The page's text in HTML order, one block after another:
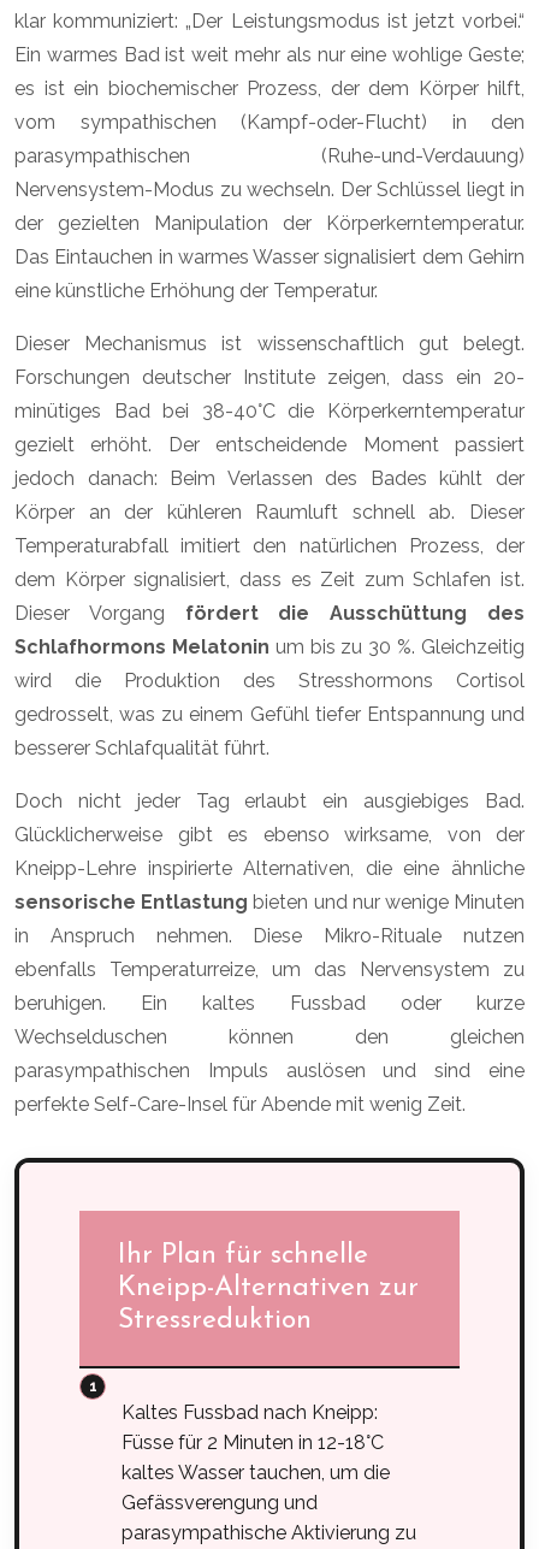
klar kommuniziert: „Der Leistungsmodus ist jetzt vorbei.“
Ein warmes Bad ist weit mehr als nur eine wohlige Geste;
es ist ein biochemischer Prozess, der dem Körper hilft,
vom sympathischen (Kampf-oder-Flucht) in den
parasympathischen (Ruhe-und-Verdauung)
Nervensystem-Modus zu wechseln. Der Schlüssel liegt in
der gezielten Manipulation der Körperkerntemperatur.
Das Eintauchen in warmes Wasser signalisiert dem Gehirn
eine künstliche Erhöhung der Temperatur.
Dieser Mechanismus ist wissenschaftlich gut belegt.
Forschungen deutscher Institute zeigen, dass ein 20-
minütiges Bad bei 38-40°C die Körperkerntemperatur
gezielt erhöht. Der entscheidende Moment passiert
jedoch danach: Beim Verlassen des Bades kühlt der
Körper an der kühleren Raumluft schnell ab. Dieser
Temperaturabfall imitiert den natürlichen Prozess, der
dem Körper signalisiert, dass es Zeit zum Schlafen ist.
Dieser Vorgang fördert die Ausschüttung des
Schlafhormons Melatonin um bis zu 30 %. Gleichzeitig
wird die Produktion des Stresshormons Cortisol
gedrosselt, was zu einem Gefühl tiefer Entspannung und
besserer Schlafqualität führt.
Doch nicht jeder Tag erlaubt ein ausgiebiges Bad.
Glücklicherweise gibt es ebenso wirksame, von der
Kneipp-Lehre inspirierte Alternativen, die eine ähnliche
sensorische Entlastung bieten und nur wenige Minuten
in Anspruch nehmen. Diese Mikro-Rituale nutzen
ebenfalls Temperaturreize, um das Nervensystem zu
beruhigen. Ein kaltes Fussbad oder kurze
Wechselduschen können den gleichen
parasympathischen Impuls auslösen und sind eine
perfekte Self-Care-Insel für Abende mit wenig Zeit.
Ihr Plan für schnelle
Kneipp-Alternativen zur
Stressreduktion
Kaltes Fussbad nach Kneipp:
Füsse für 2 Minuten in 12-18°C
kaltes Wasser tauchen, um die
Gefässverengung und
parasympathische Aktivierung zu